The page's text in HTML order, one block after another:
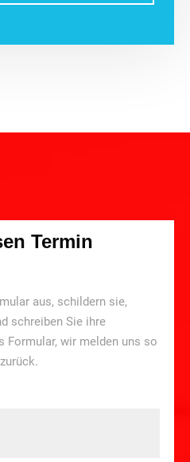
Termin
aus, schildern sie,
schreiben Sie ihre
Formular, wir melden uns so